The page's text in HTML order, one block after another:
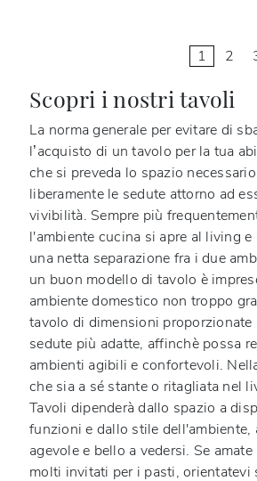
1 2
Scopri i nostri tavoli
La norma generale per evitare di
l’acquisto di un tavolo per la tua
che si preveda lo spazio
liberamente le sedute attorno ad
vivibilità. Sempre più
l'ambiente cucina si apre al living
una netta separazione fra i due
un buon modello di tavolo è
ambiente domestico non troppo
tavolo di dimensioni proporzionate
sedute più adatte, affinchè possa
ambienti agibili e confortevoli.
che sia a sé stante o ritagliata nel
Tavoli dipenderà dallo spazio a
funzioni e dallo stile dell'ambiente,
agevole e bello a vedersi. Se amate
molti invitati per i pasti, orientatevi